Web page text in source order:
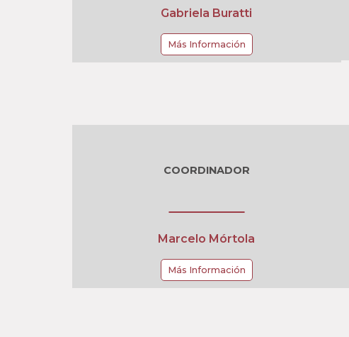
Gabriela Buratti
Más Información
COORDINADOR
Marcelo Mórtola
Más Información